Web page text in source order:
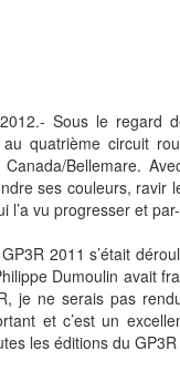
Sous le regard
quatrième circuit
Canada/Bellemare.
ses couleurs, ravir
l’a vu progresser et
2011 s’était
Dumoulin avait
je ne serais pas
et c’est un
les éditions du